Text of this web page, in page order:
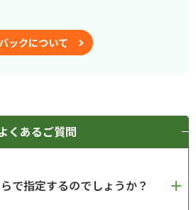
ックについて
くあるご質問
で指定するのでしょうか？